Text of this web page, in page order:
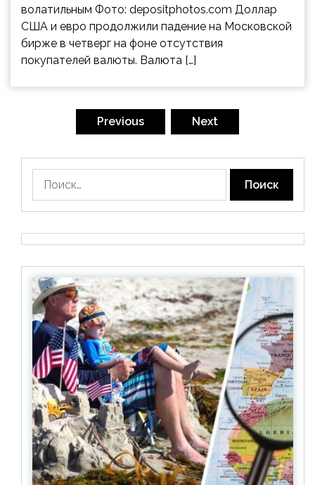
волатильным Фото: depositphotos.com Доллар
США и евро продолжили падение на Московской
бирже в четверг на фоне отсутствия
покупателей валюты. Валюта […]
Previous Next